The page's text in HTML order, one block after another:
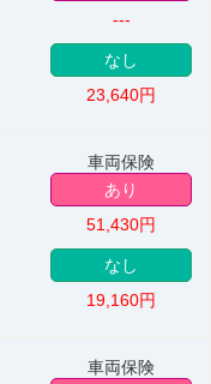
---
なし
23,640円
車両保険
あり
51,430円
なし
19,160円
車両保険